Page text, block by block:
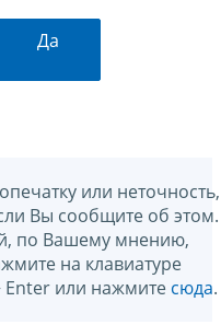
Да
или неточность,
Вы сообщите об этом.
по Вашему мнению,
на клавиатуре
или нажмите сюда.